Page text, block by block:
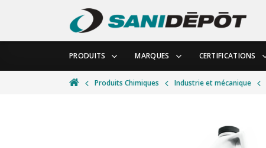
PRODUITS MARQUES CERTIFICATIONS
Produits Chimiques Industrie et mécanique